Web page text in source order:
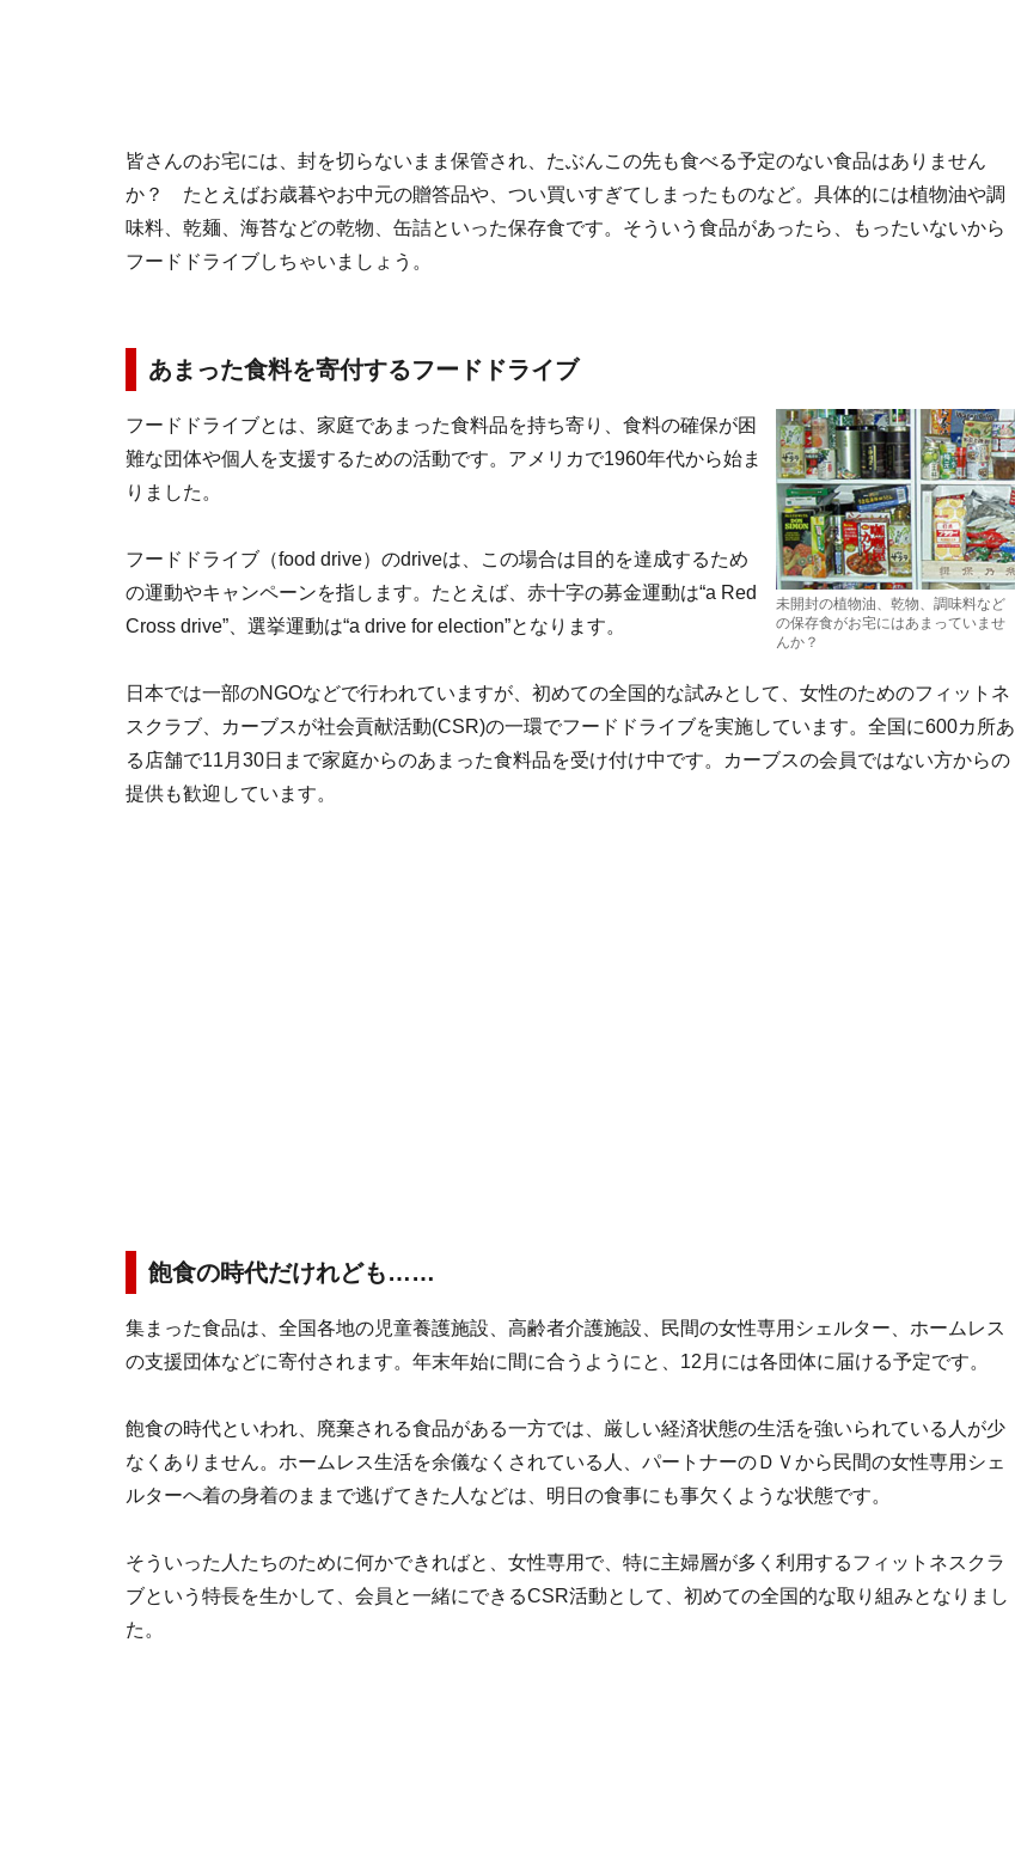
皆さんのお宅には、封を切らないまま保管され、たぶんこの先も食べる予定のない食品はありません
か？ たとえばお歳暮やお中元の贈答品や、つい買いすぎてしまったものなど。具体的には植物油や調
味料、乾麺、海苔などの乾物、缶詰といった保存食です。そういう食品があったら、もったいないから
フードドライブしちゃいましょう。
あまった食料を寄付するフードドライブ
未開封の植物油、乾物、調味料など
の保存食がお宅にはあまっていませ
んか？
フードドライブとは、家庭であまった食料品を持ち寄り、食料の確保が困
難な団体や個人を支援するための活動です。アメリカで1960年代から始ま
りました。
フードドライブ（food drive）のdriveは、この場合は目的を達成するため
の運動やキャンペーンを指します。たとえば、赤十字の募金運動は“a Red
Cross drive”、選挙運動は“a drive for election”となります。
日本では一部のNGOなどで行われていますが、初めての全国的な試みとして、女性のためのフィットネ
スクラブ、カーブスが社会貢献活動(CSR)の一環でフードドライブを実施しています。全国に600カ所あ
る店舗で11月30日まで家庭からのあまった食料品を受け付け中です。カーブスの会員ではない方からの
提供も歓迎しています。
飽食の時代だけれども……
集まった食品は、全国各地の児童養護施設、高齢者介護施設、民間の女性専用シェルター、ホームレス
の支援団体などに寄付されます。年末年始に間に合うようにと、12月には各団体に届ける予定です。
飽食の時代といわれ、廃棄される食品がある一方では、厳しい経済状態の生活を強いられている人が少
なくありません。ホームレス生活を余儀なくされている人、パートナーのＤＶから民間の女性専用シェ
ルターへ着の身着のままで逃げてきた人などは、明日の食事にも事欠くような状態です。
そういった人たちのために何かできればと、女性専用で、特に主婦層が多く利用するフィットネスクラ
ブという特長を生かして、会員と一緒にできるCSR活動として、初めての全国的な取り組みとなりまし
た。